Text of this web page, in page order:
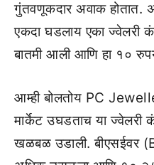
गुंतवणूकदार अवाक होतात.
एकदा घडलाय एका ज्वेलरी
बातमी आली आणि हा १०
आम्ही बोलतोय PC
मार्केट उघडताच या ज्वेलरी
खळबळ उडाली. बीएसईवर